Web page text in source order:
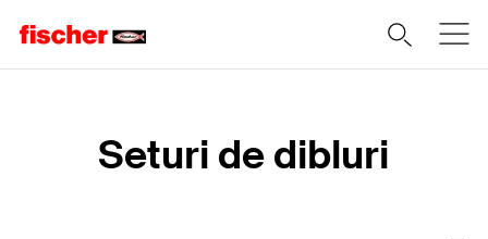
Seturi de dibluri